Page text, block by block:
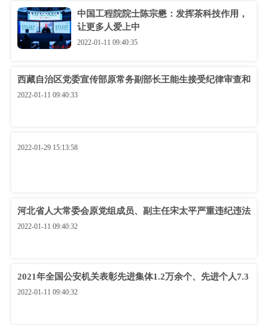
中国工程院院士陈宗懋：发挥茶科技作用，
让更多人爱上中
2022-01-11 09:40:35
西藏自治区党委宣传部原常务副部长王能生接受纪律审查和
2022-01-11 09:40:33
2022-01-29 15:13:58
河北省人大常委会原党组成员、副主任宋太平严重违纪违法
2022-01-11 09:40:32
2021年全国公安机关表彰先进集体1.2万余个、先进个人7.3
2022-01-11 09:40:32